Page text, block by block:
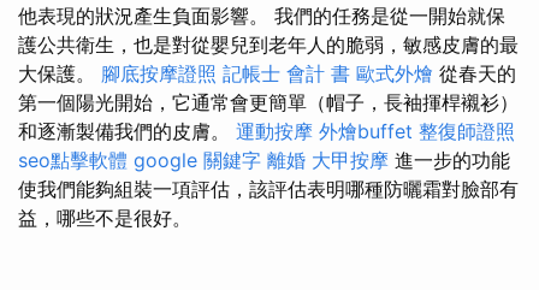
他表現的狀況產生負面影響。 我們的任務是從一開始就保
護公共衛生，也是對從嬰兒到老年人的脆弱，敏感皮膚的最
大保護。 腳底按摩證照 記帳士 會計 書 歐式外燴 從春天的
第一個陽光開始，它通常會更簡單（帽子，長袖揮桿襯衫）
和逐漸製備我們的皮膚。 運動按摩 外燴buffet 整復師證照
seo點擊軟體 google 關鍵字 離婚 大甲按摩 進一步的功能
使我們能夠組裝一項評估，該評估表明哪種防曬霜對臉部有
益，哪些不是很好。